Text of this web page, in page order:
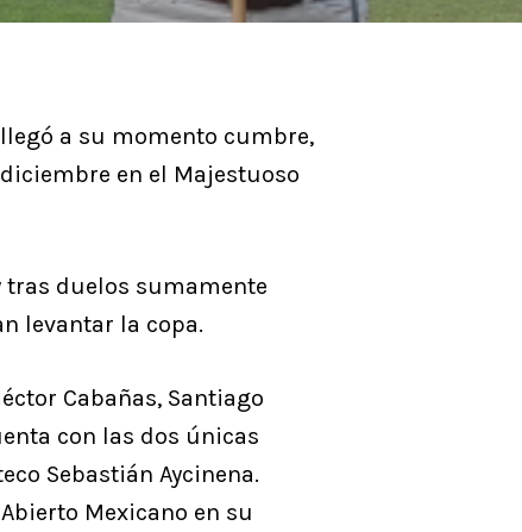
a su momento cumbre,
en el Majestuoso
tras duelos sumamente
levantar la copa.
Cabañas, Santiago
con las dos únicas
Sebastián Aycinena.
Mexicano en su